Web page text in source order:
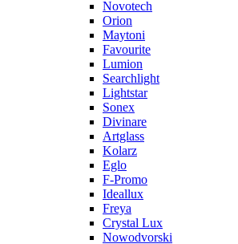
Novotech
Orion
Maytoni
Favourite
Lumion
Searchlight
Lightstar
Sonex
Divinare
Artglass
Kolarz
Eglo
F-Promo
Ideallux
Freya
Crystal Lux
Nowodvorski